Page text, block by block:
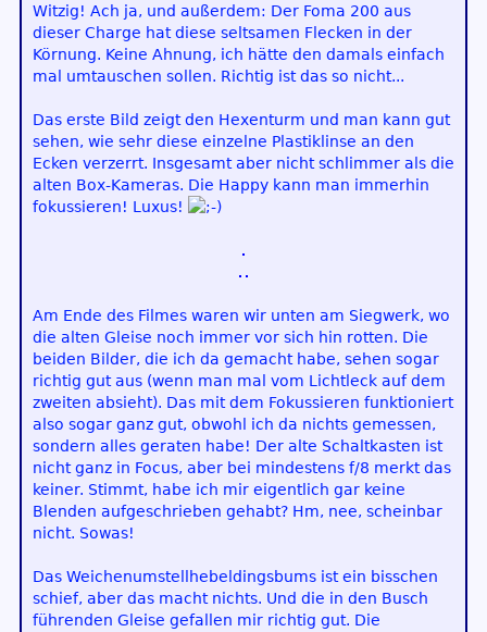
Witzig! Ach ja, und außerdem: Der Foma 200 aus
dieser Charge hat diese seltsamen Flecken in der
Körnung. Keine Ahnung, ich hätte den damals einfach
mal umtauschen sollen. Richtig ist das so nicht...
Das erste Bild zeigt den Hexenturm und man kann gut
sehen, wie sehr diese einzelne Plastiklinse an den
Ecken verzerrt. Insgesamt aber nicht schlimmer als die
alten Box-Kameras. Die Happy kann man immerhin
fokussieren! Luxus!
Am Ende des Filmes waren wir unten am Siegwerk, wo
die alten Gleise noch immer vor sich hin rotten. Die
beiden Bilder, die ich da gemacht habe, sehen sogar
richtig gut aus (wenn man mal vom Lichtleck auf dem
zweiten absieht). Das mit dem Fokussieren funktioniert
also sogar ganz gut, obwohl ich da nichts gemessen,
sondern alles geraten habe! Der alte Schaltkasten ist
nicht ganz in Focus, aber bei mindestens f/8 merkt das
keiner. Stimmt, habe ich mir eigentlich gar keine
Blenden aufgeschrieben gehabt? Hm, nee, scheinbar
nicht. Sowas!
Das Weichenumstellhebeldingsbums ist ein bisschen
schief, aber das macht nichts. Und die in den Busch
führenden Gleise gefallen mir richtig gut. Die